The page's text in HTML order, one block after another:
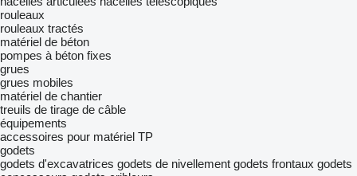
rouleaux
rouleaux tractés
matériel de béton
pompes à béton fixes
grues
grues mobiles
matériel de chantier
treuils de tirage de câble
équipements
accessoires pour matériel TP
godets
godets d'excavatrices godets de nivellement godets frontaux godets